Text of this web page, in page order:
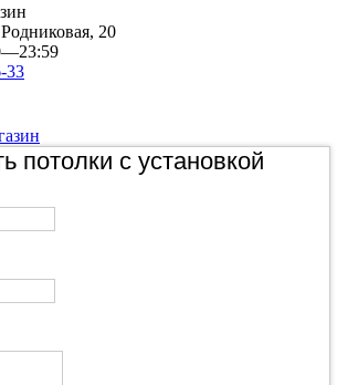
20
33
потолки с установкой